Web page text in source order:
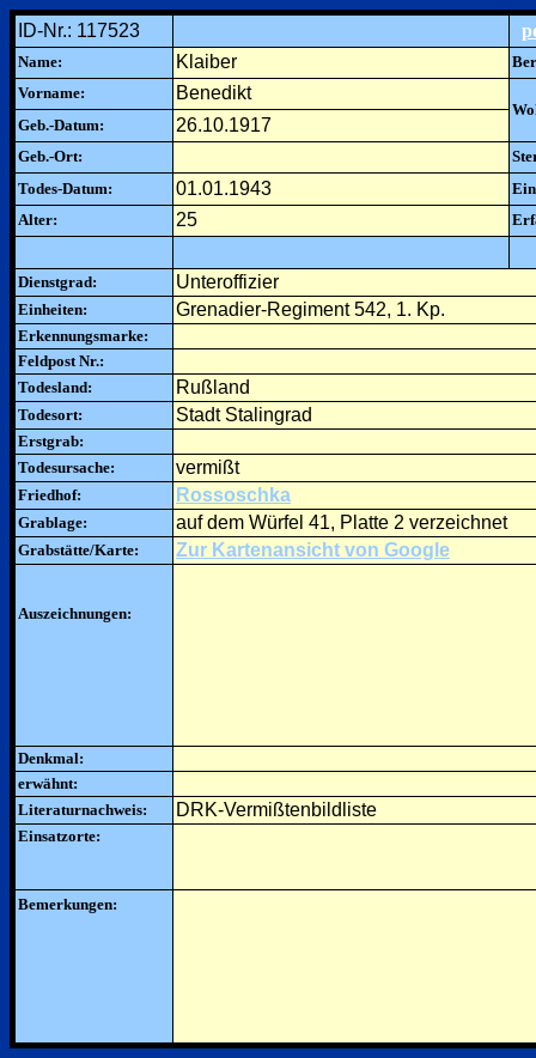
ID-Nr.: 117523
Name: Klaiber
Vorname:
Benedikt
Geb.-Datum:
26.10.1917
Geb.-Ort:
Todes-Datum:
01.01.1943
Alter:
25
Dienstgrad: Unteroffizier
Einheiten: Grenadier-Regiment 542, 1. Kp.
Erkennungsmarke:
Feldpost Nr.:
Todesland:
Rußland
Todesort: Stadt Stalingrad
Erstgrab:
Todesursache:
vermißt
Friedhof: Rossoschka
Grablage: auf dem Würfel 41, Platte 2 verzeichnet
Grabstätte/Karte: Zur Kartenansicht von Google
Auszeichnungen:
Denkmal:
erwähnt:
Literaturnachweis:
DRK-Vermißtenbildliste
Einsatzorte:
Bemerkungen: